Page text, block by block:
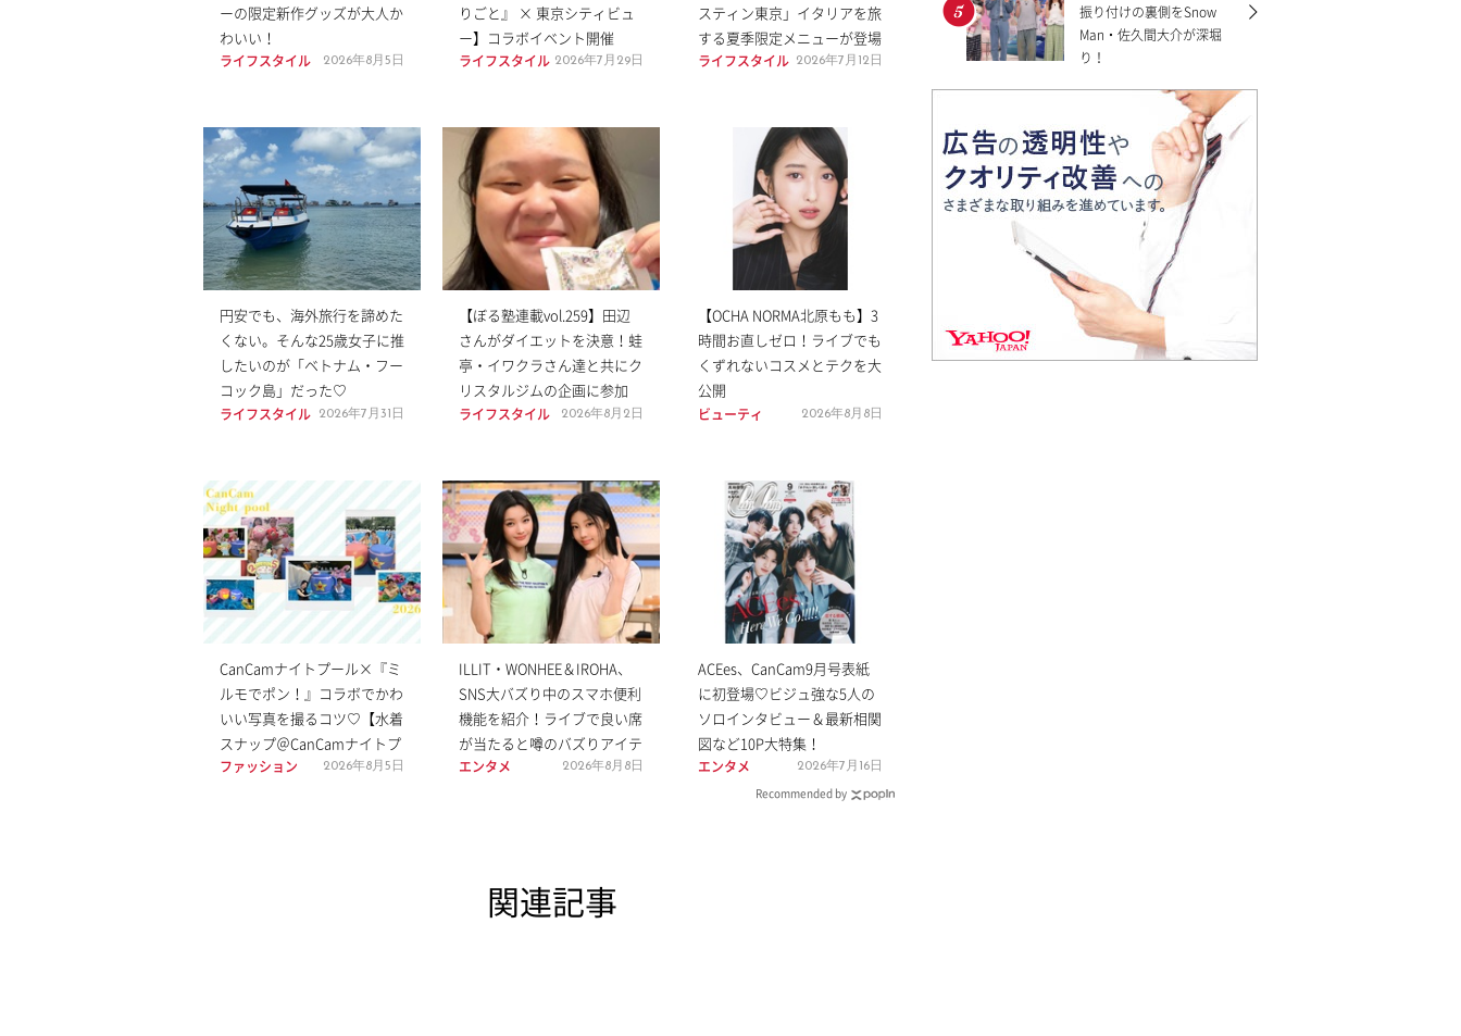
ーの限定新作グッズが大人か
わいい！
ライフスタイル 2026年8月5日
りごと』 × 東京シティビュ
ー】コラボイベント開催
ライフスタイル 2026年7月29日
スティン東京」イタリアを旅
する夏季限定メニューが登場
ライフスタイル 2026年7月12日
円安でも、海外旅行を諦めた
くない。そんな25歳女子に推
したいのが「ベトナム・フー
コック島」だった♡
ライフスタイル 2026年7月31日
【ぼる塾連載vol.259】田辺
さんがダイエットを決意！蛙
亭・イワクラさん達と共にク
リスタルジムの企画に参加
ライフスタイル 2026年8月2日
【OCHA NORMA北原もも】3
時間お直しゼロ！ライブでも
くずれないコスメとテクを大
公開
ビューティ 2026年8月8日
CanCamナイトプール×『ミ
ルモでポン！』コラボでかわ
いい写真を撮るコツ♡【水着
スナップ＠CanCamナイトプ
ール】
ファッション 2026年8月5日
ILLIT・WONHEE＆IROHA、
SNS大バズり中のスマホ便利
機能を紹介！ライブで良い席
が当たると噂のバズりアイテ
ムも
エンタメ 2026年8月8日
ACEes、CanCam9月号表紙
に初登場♡ビジュ強な5人の
ソロインタビュー＆最新相関
図など10P大特集！
エンタメ 2026年7月16日
Recommended by
関連記事
振り付けの裏側をSnow
Man・佐久間大介が深堀
り！